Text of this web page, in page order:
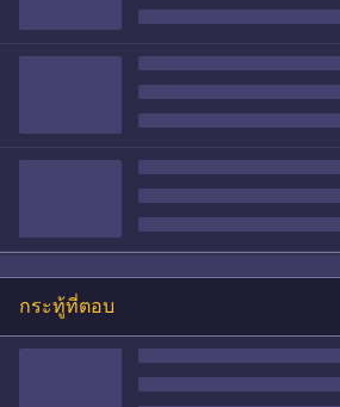
กระทู้ที่ตอบ